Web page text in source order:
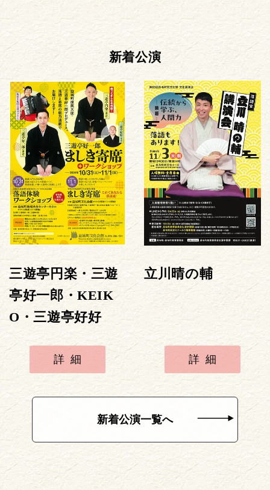
新着公演
三遊亭円楽・三遊
亭好一郎・KEIK
O・三遊亭好好
詳細
立川晴の輔
詳細
新着公演一覧へ